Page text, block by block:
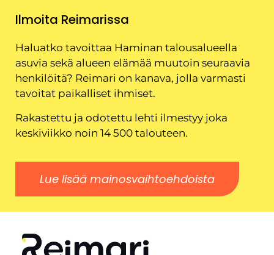
Ilmoita Reimarissa
Haluatko tavoittaa Haminan talousalueella
asuvia sekä alueen elämää muutoin seuraavia
henkilöitä? Reimari on kanava, jolla varmasti
tavoitat paikalliset ihmiset.
Rakastettu ja odotettu lehti ilmestyy joka
keskiviikko noin 14 500 talouteen.
Lue lisää mainosvaihtoehdoista